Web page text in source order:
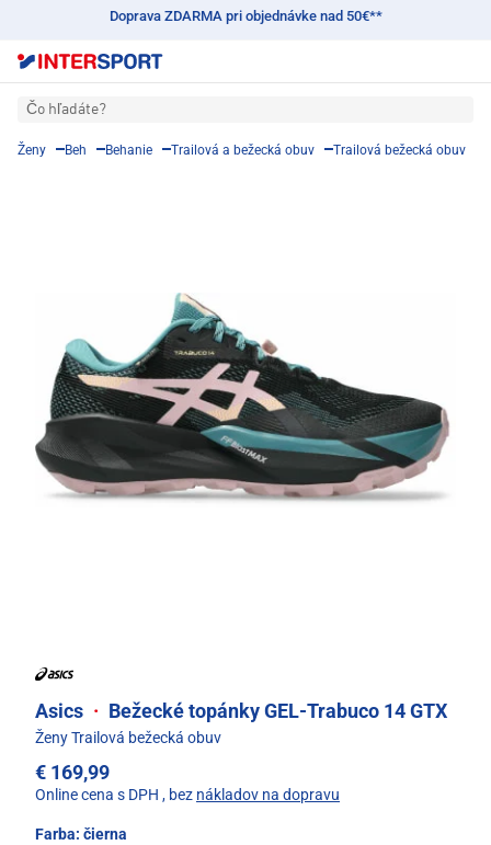
Doprava ZDARMA pri objednávke nad 50€**
Čo hľadáte?
Ženy Beh Behanie Trailová a bežecká obuv Trailová bežecká obuv
Asics · Bežecké topánky GEL-Trabuco 14 GTX
Ženy Trailová bežecká obuv
€ 169,99
Online cena s DPH , bez nákladov na dopravu
Farba: čierna